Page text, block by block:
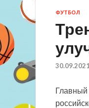
ФУТБОЛ
30.09.2021
Главный